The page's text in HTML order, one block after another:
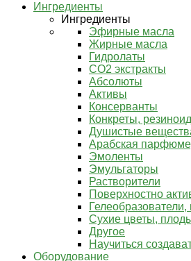
Ингредиенты
Ингредиенты
Эфирные масла
Жирные масла
Гидролаты
СО2 экстракты
Абсолюты
Активы
Консерванты
Конкреты,
Душистые
Арабская
Эмоленты
Эмульгаторы
Растворители
Поверхностно
Гелеобразователи,
Сухие цветы,
Другое
Научиться
Оборудование